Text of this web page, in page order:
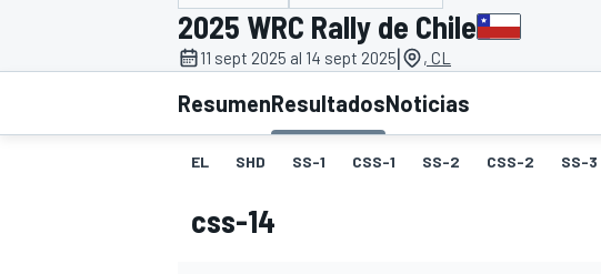
INDYCAR
2025 WRC Rally de Chile
11 sept 2025 al 14 sept 2025| , CL
ResumenResultadosNoticias
EL SHD SS-1 CSS-1 SS-2 CSS-2 SS-3
css-14